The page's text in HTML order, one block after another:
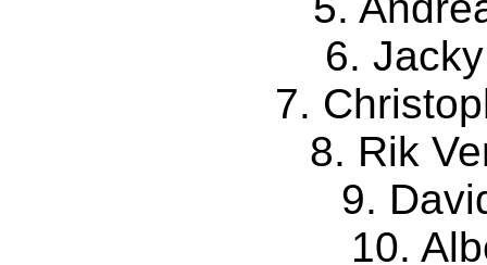
6.
7.
8. Rik
9.
10.